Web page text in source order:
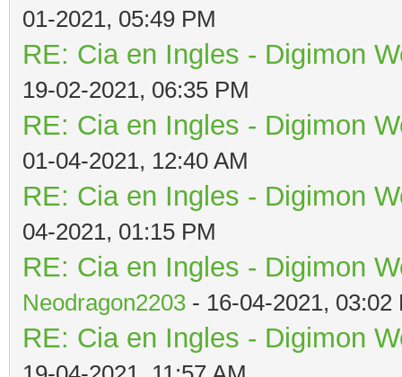
01-2021, 05:49 PM
RE: Cia en Ingles - Digimon
19-02-2021, 06:35 PM
RE: Cia en Ingles - Digimon
01-04-2021, 12:40 AM
RE: Cia en Ingles - Digimon
04-2021, 01:15 PM
RE: Cia en Ingles - Digimon
Neodragon2203 - 16-04-2021, 03:02
RE: Cia en Ingles - Digimon